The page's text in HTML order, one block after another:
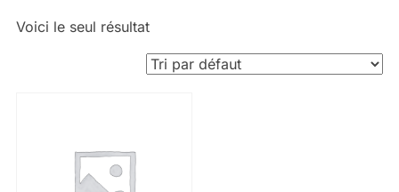
Voici le seul résultat